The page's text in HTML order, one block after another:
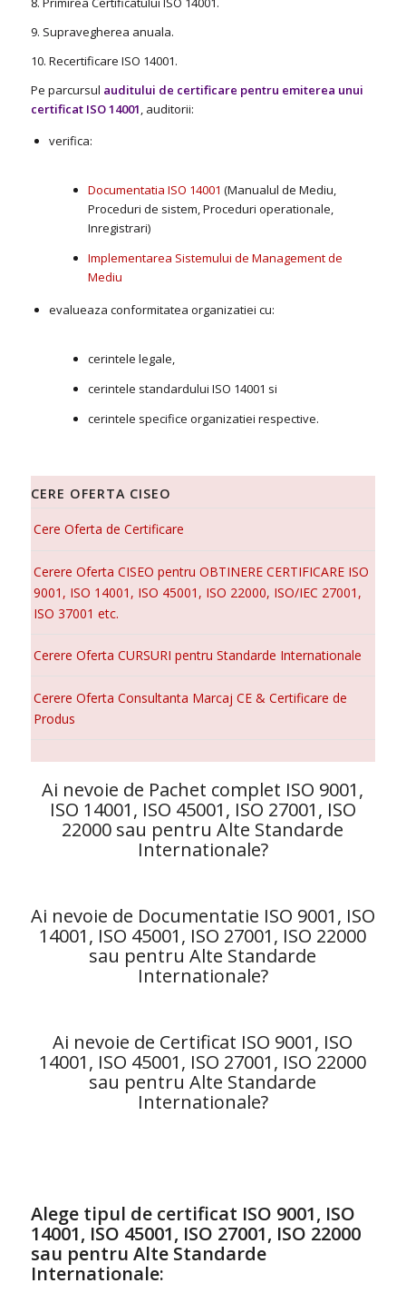
9. Supravegherea anuala.
10. Recertificare ISO 14001.
Pe parcursul auditului de certificare pentru emiterea unui
certificat ISO 14001, auditorii:
verifica:
Documentatia ISO 14001 (Manualul de Mediu,
Proceduri de sistem, Proceduri operationale,
Inregistrari)
Implementarea Sistemului de Management de
Mediu
evalueaza conformitatea organizatiei cu:
cerintele legale,
cerintele standardului ISO 14001 si
cerintele specifice organizatiei respective.
CERE OFERTA CISEO
Cere Oferta de Certificare
Cerere Oferta CISEO pentru OBTINERE CERTIFICARE ISO
9001, ISO 14001, ISO 45001, ISO 22000, ISO/IEC 27001,
ISO 37001 etc.
Cerere Oferta CURSURI pentru Standarde Internationale
Cerere Oferta Consultanta Marcaj CE & Certificare de
Produs
Ai nevoie de Pachet complet ISO 9001,
ISO 14001, ISO 45001, ISO 27001, ISO
22000 sau pentru Alte Standarde
Internationale?
Ai nevoie de Documentatie ISO 9001, ISO
14001, ISO 45001, ISO 27001, ISO 22000
sau pentru Alte Standarde
Internationale?
Ai nevoie de Certificat ISO 9001, ISO
14001, ISO 45001, ISO 27001, ISO 22000
sau pentru Alte Standarde
Internationale?
Alege tipul de certificat ISO 9001, ISO
14001, ISO 45001, ISO 27001, ISO 22000
sau pentru Alte Standarde
Internationale: